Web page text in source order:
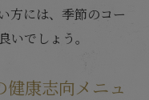
方には、季節のコー
いでしょう。
康志向メニュ